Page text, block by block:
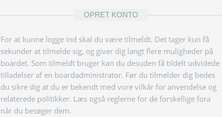
OPRET KONTO
For at kunne logge ind skal du være tilmeldt. Det tager kun få
sekunder at tilmelde sig, og giver dig langt flere muligheder på
boardet. Som tilmeldt bruger kan du desuden få tildelt udvidede
tilladelser af en boardadministrator. Før du tilmelder dig bedes
du sikre dig at du er bekendt med vore vilkår for anvendelse og
relaterede politikker. Læs også reglerne for de forskellige fora
når du besøger dem.